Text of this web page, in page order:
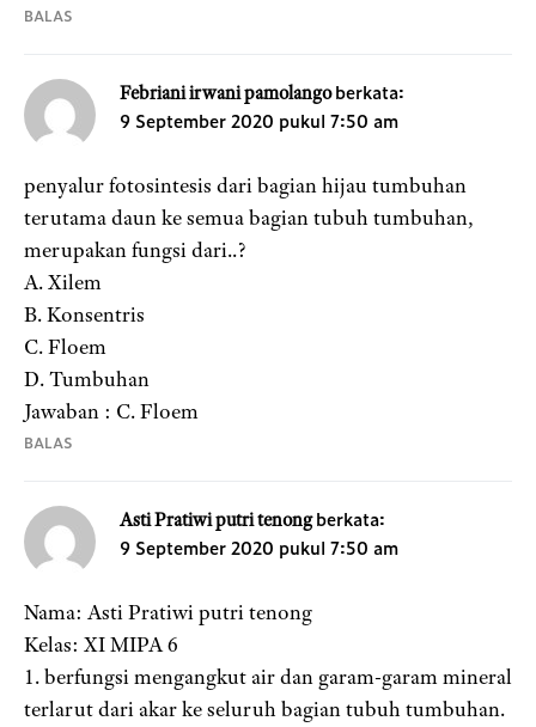
BALAS
Febriani irwani pamolango berkata:
9 September 2020 pukul 7:50 am
penyalur fotosintesis dari bagian hijau tumbuhan
terutama daun ke semua bagian tubuh tumbuhan,
merupakan fungsi dari..?
A. Xilem
B. Konsentris
C. Floem
D. Tumbuhan
Jawaban : C. Floem
BALAS
Asti Pratiwi putri tenong berkata:
9 September 2020 pukul 7:50 am
Nama: Asti Pratiwi putri tenong
Kelas: XI MIPA 6
1. berfungsi mengangkut air dan garam-garam mineral
terlarut dari akar ke seluruh bagian tubuh tumbuhan.